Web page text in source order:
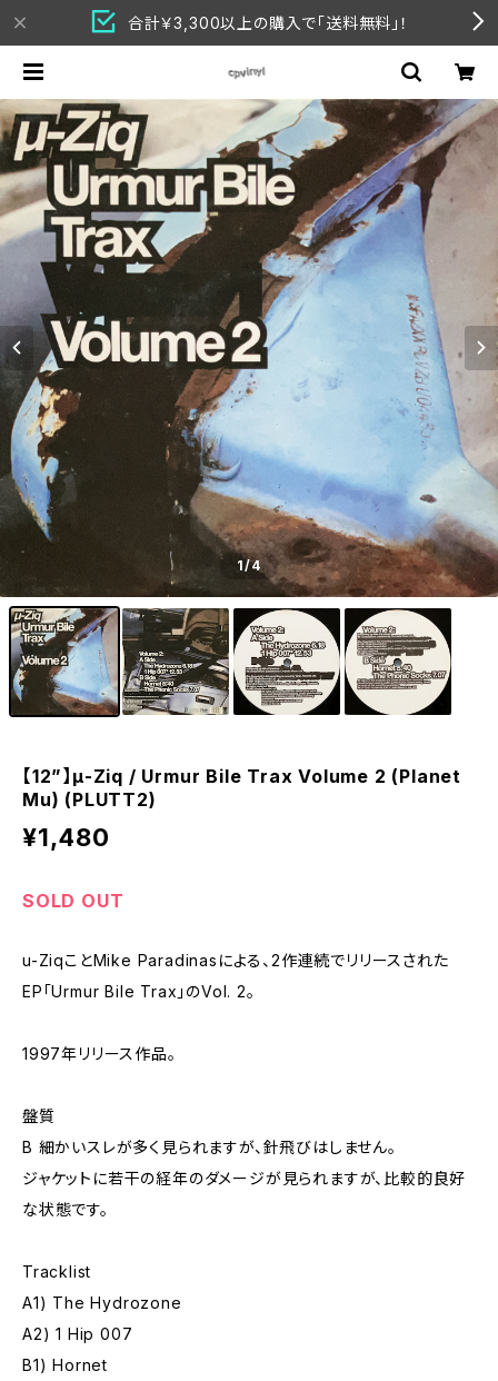
合計￥3,300以上の購入で「送料無料」！
1/4
【12”】µ-Ziq / Urmur Bile Trax Volume 2 (Planet
Mu) (PLUTT2)
¥1,480
SOLD OUT
u-ZiqことMike Paradinasによる、2作連続でリリースされた
EP「Urmur Bile Trax」のVol. 2。
1997年リリース作品。
盤質
B 細かいスレが多く見られますが、針飛びはしません。
ジャケットに若干の経年のダメージが見られますが、比較的良好
な状態です。
Tracklist
A1) The Hydrozone
A2) 1 Hip 007
B1) Hornet